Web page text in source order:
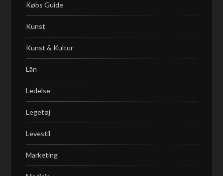
Købs Guide
Kunst
Kunst & Kultur
Lån
Ledelse
Legetøj
Levestil
Marketing